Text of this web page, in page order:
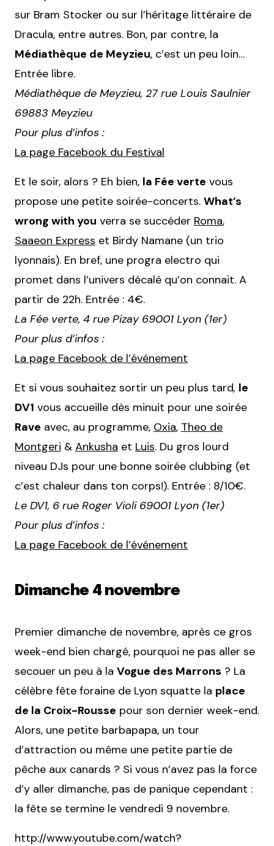
sur Bram Stocker ou sur l’héritage littéraire de
Dracula, entre autres. Bon, par contre, la
Médiathèque de Meyzieu, c’est un peu loin…
Entrée libre.
Médiathèque de Meyzieu, 27 rue Louis Saulnier
69883 Meyzieu
Pour plus d’infos :
La page Facebook du Festival
Et le soir, alors ? Eh bien, la Fée verte vous
propose une petite soirée-concerts. What’s
wrong with you verra se succéder Roma,
Saaeon Express et Birdy Namane (un trio
lyonnais). En bref, une progra electro qui
promet dans l’univers décalé qu’on connait. A
partir de 22h. Entrée : 4€.
La Fée verte, 4 rue Pizay 69001 Lyon (1er)
Pour plus d’infos :
La page Facebook de l’événement
Et si vous souhaitez sortir un peu plus tard, le
DV1 vous accueille dès minuit pour une soirée
Rave avec, au programme, Oxia, Theo de
Montgeri & Ankusha et Luis. Du gros lourd
niveau DJs pour une bonne soirée clubbing (et
c’est chaleur dans ton corps!). Entrée : 8/10€.
Le DV1, 6 rue Roger Violi 69001 Lyon (1er)
Pour plus d’infos :
La page Facebook de l’événement
Dimanche 4 novembre
Premier dimanche de novembre, après ce gros
week-end bien chargé, pourquoi ne pas aller se
secouer un peu à la Vogue des Marrons ? La
célèbre fête foraine de Lyon squatte la place
de la Croix-Rousse pour son dernier week-end.
Alors, une petite barbapapa, un tour
d’attraction ou même une petite partie de
pêche aux canards ? Si vous n’avez pas la force
d’y aller dimanche, pas de panique cependant :
la fête se termine le vendredi 9 novembre.
http://www.youtube.com/watch?